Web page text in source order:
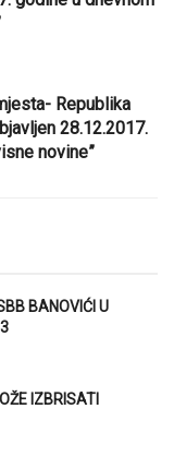
Republika
28.12.2017.
novine”
BANOVIĆI U
IZBRISATI